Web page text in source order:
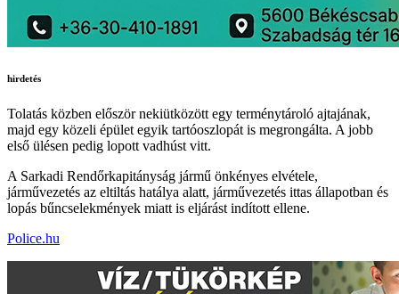
hirdetés
Tolatás közben először nekiütközött egy terménytároló ajtajának,
majd egy közeli épület egyik tartóoszlopát is megrongálta. A jobb
első ülésen pedig lopott vadhúst vitt.
A Sarkadi Rendőrkapitányság jármű önkényes elvétele,
járművezetés az eltiltás hatálya alatt, járművezetés ittas állapotban és
lopás bűncselekmények miatt is eljárást indított ellene.
Police.hu